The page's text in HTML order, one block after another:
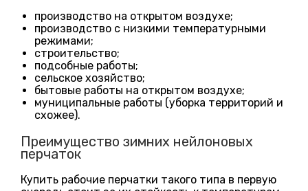
производство на открытом воздухе;
производство с низкими температурными
режимами;
строительство;
подсобные работы;
сельское хозяйство;
бытовые работы на открытом воздухе;
муниципальные работы (уборка территорий и
схожее).
Преимущество зимних нейлоновых
перчаток
Купить рабочие перчатки такого типа в первую